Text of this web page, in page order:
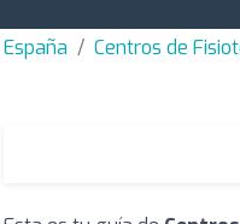
España Centros de